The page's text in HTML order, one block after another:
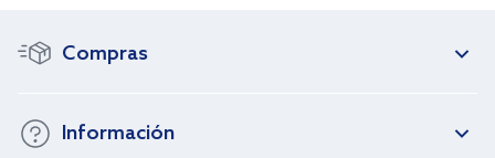
Compras
Información